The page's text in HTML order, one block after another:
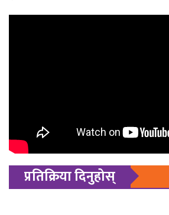
प्रतिक्रिया दिनुहोस्